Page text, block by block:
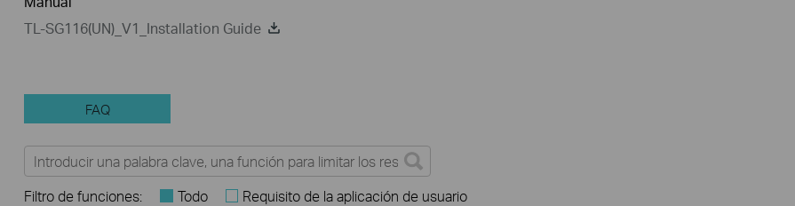
TL-SG116(UN)_V1_Installation Guide
FAQ
Filtro de funciones: Todo
Requisito de la aplicación de usuario